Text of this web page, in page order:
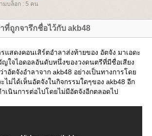
มบล็อก : 5 คน
ที่ถูกจารึกชื่อไว้กับ akb48
แสดงคอนเสิร์ตอำลาส่งท้ายของ อัตจัง มาเอดะ
ญใจไอดอลอันดับหนึ่งของวงดนตรีที่มีชื่อเสียง
าอัตจังอำลาจาก akb48 อย่างเป็นทางการโด
ม่ได้เห็นอัตจังในกิจกรรมใดๆของ akb48 อีก
เนินการต่อไปโดยไม่มีอัตจังอีกตลอดไป